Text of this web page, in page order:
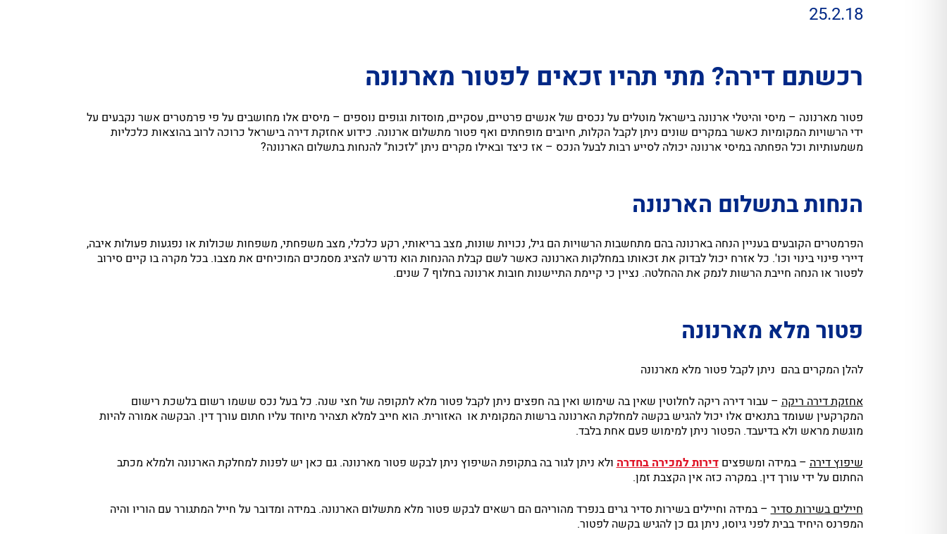
25.2.18
רכשתם דירה? מתי תהיו זכאים לפטור מארנונה
פטור מארנונה – מיסי והיטלי ארנונה בישראל מוטלים על נכסים של אנשים פרטיים, עסקיים, מוסדות וגופים נוספים – מיסים אלו מחושבים על פי פרמטרים אשר נקבעים על
ידי הרשויות המקומיות כאשר במקרים שונים ניתן לקבל הקלות, חיובים מופחתים ואף פטור מתשלום ארנונה. כידוע אחזקת דירה בישראל כרוכה לרוב בהוצאות כלכליות
משמעותיות וכל הפחתה במיסי ארנונה יכולה לסייע רבות לבעל הנכס – אז כיצד ובאילו מקרים ניתן "לזכות" להנחות בתשלום הארנונה?
הנחות בתשלום הארנונה
הפרמטרים הקובעים בעניין הנחה בארנונה בהם מתחשבות הרשויות הם גיל, נכויות שונות, מצב בריאותי, רקע כלכלי, מצב משפחתי, משפחות שכולות או נפגעות פעולות איבה,
דיירי פינוי בינוי וכו'. כל אזרח יכול לבדוק את זכאותו במחלקות הארנונה כאשר לשם קבלת ההנחות הוא נדרש להציג מסמכים המוכיחים את מצבו. בכל מקרה בו קיים סירוב
לפטור או הנחה חייבת הרשות לנמק את ההחלטה. נציין כי קיימת התיישנות חובות ארנונה בחלוף 7 שנים.
פטור מלא מארנונה
להלן המקרים בהם ניתן לקבל פטור מלא מארנונה
אחזקת דירה ריקה– עבור דירה ריקה לחלוטין שאין בה שימוש ואין בה חפצים ניתן לקבל פטור מלא לתקופה של חצי שנה. כל בעל נכס ששמו רשום בלשכת רישום
המקרקעין שעומד בתנאים אלו יכול להגיש בקשה למחלקת הארנונה ברשות המקומית או האזורית. הוא חייב למלא תצהיר מיוחד עליו חתום עורך דין. הבקשה אמורה להיות
מוגשת מראש ולא בדיעבד. הפטור ניתן למימוש פעם אחת בלבד.
שיפוץ דירה– במידה ומשפציםדירות למכירה בחדרהולא ניתן לגור בה בתקופת השיפוץ ניתן לבקש פטור מארנונה. גם כאן יש לפנות למחלקת הארנונה ולמלא מכתב
החתום על ידי עורך דין. במקרה כזה אין הקצבת זמן.
חיילים בשירות סדיר– במידה וחיילים בשירות סדיר גרים בנפרד מהוריהם הם רשאים לבקש פטור מלא מתשלום הארנונה. במידה ומדובר על חייל המתגורר עם הוריו והיה
המפרנס היחיד בבית לפני גיוסו, ניתן גם כן להגיש בקשה לפטור.